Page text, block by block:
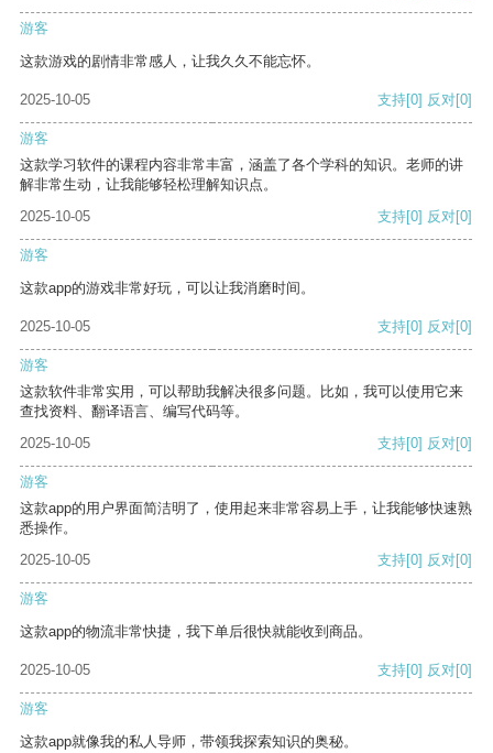
游客
这款游戏的剧情非常感人，让我久久不能忘怀。
2025-10-05 支持[0] 反对[0]
游客
这款学习软件的课程内容非常丰富，涵盖了各个学科的知识。老师的讲
解非常生动，让我能够轻松理解知识点。
2025-10-05
支持[0] 反对[0]
游客
这款app的游戏非常好玩，可以让我消磨时间。
2025-10-05 支持[0] 反对[0]
游客
这款软件非常实用，可以帮助我解决很多问题。比如，我可以使用它来
查找资料、翻译语言、编写代码等。
2025-10-05
支持[0] 反对[0]
游客
这款app的用户界面简洁明了，使用起来非常容易上手，让我能够快速熟
悉操作。
2025-10-05
支持[0] 反对[0]
游客
这款app的物流非常快捷，我下单后很快就能收到商品。
2025-10-05 支持[0] 反对[0]
游客
这款app就像我的私人导师，带领我探索知识的奥秘。